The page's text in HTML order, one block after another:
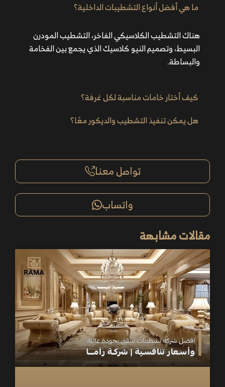
ما هي أفضل أنواع التشطيبات الداخلية؟
هناك التشطيب الكلاسيكي الفاخر، التشطيب المودرن
البسيط، وتصميم النيو كلاسيك الذي يجمع بين الفخامة
والبساطة.
كيف أختار خامات مناسبة لكل غرفة؟
هل يمكن تنفيذ التشطيب والديكور معًا؟
تواصل معنا
واتساب
مقالات مشابهة